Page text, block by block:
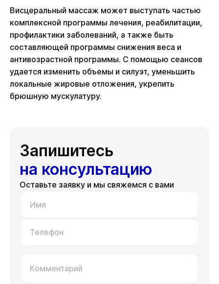
Висцеральный массаж может выступать частью
комплексной программы лечения, реабилитации,
профилактики заболеваний, а также быть
составляющей программы снижения веса и
антивозрастной программы. С помощью сеансов
удается изменить объемы и силуэт, уменьшить
локальные жировые отложения, укрепить
брюшную мускулатуру.
Запишитесь
на консультацию
Оставьте заявку и мы свяжемся с вами
Имя
Телефон
Комментарий